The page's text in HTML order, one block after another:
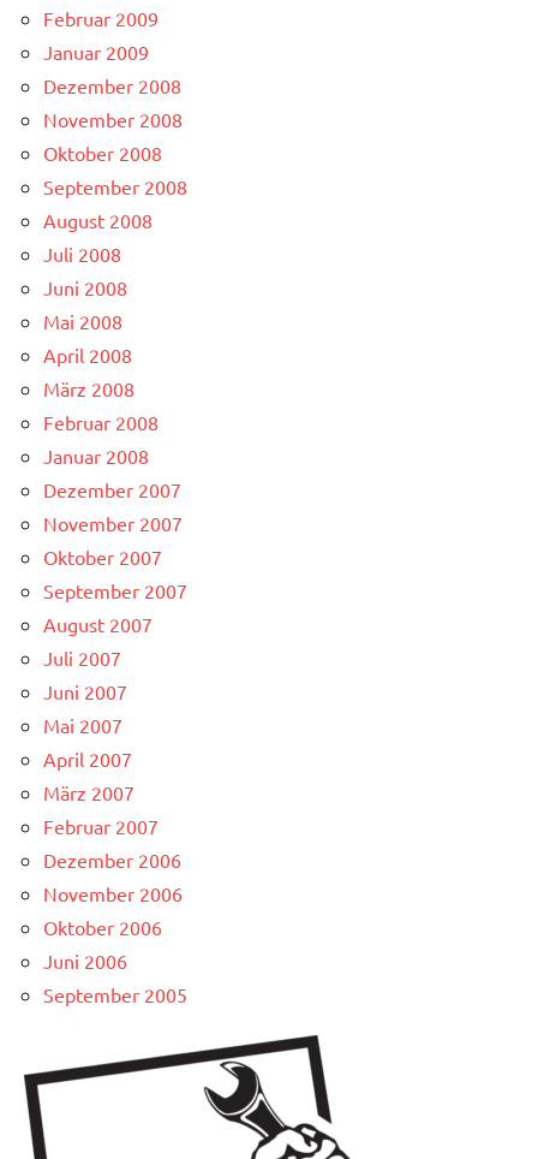
Februar 2009
Januar 2009
Dezember 2008
November 2008
Oktober 2008
September 2008
August 2008
Juli 2008
Juni 2008
Mai 2008
April 2008
März 2008
Februar 2008
Januar 2008
Dezember 2007
November 2007
Oktober 2007
September 2007
August 2007
Juli 2007
Juni 2007
Mai 2007
April 2007
März 2007
Februar 2007
Dezember 2006
November 2006
Oktober 2006
Juni 2006
September 2005